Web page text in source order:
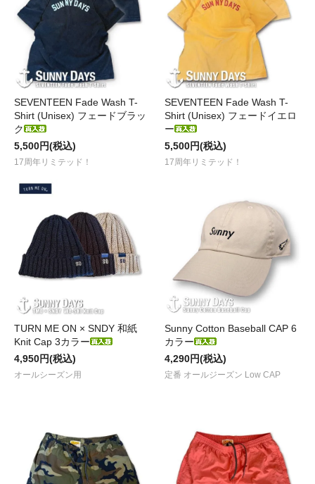
SEVENTEEN Fade Wash T-
Shirt (Unisex) フェードブラッ
ク
5,500円(税込)
17周年リミテッド！
SEVENTEEN Fade Wash T-
Shirt (Unisex) フェードイエロ
ー
5,500円(税込)
17周年リミテッド！
TURN ME ON × SNDY 和紙
Knit Cap 3カラー
4,950円(税込)
オールシーズン用
Sunny Cotton Baseball CAP 6
カラー
4,290円(税込)
定番 オールジーズン Low CAP